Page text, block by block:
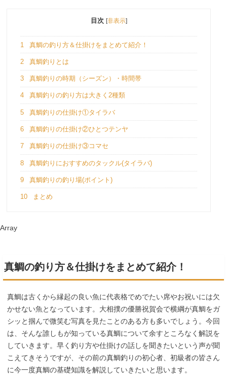
目次 [非表示]
1 真鯛の釣り方＆仕掛けをまとめて紹介！
2 真鯛釣りとは
3 真鯛釣りの時期（シーズン）・時間帯
4 真鯛釣りの釣り方は大きく2種類
5 真鯛釣りの仕掛け①タイラバ
6 真鯛釣りの仕掛け②ひとつテンヤ
7 真鯛釣りの仕掛け③コマセ
8 真鯛釣りにおすすめのタックル(タイラバ)
9 真鯛釣りの釣り場(ポイント)
10 まとめ
Array
真鯛の釣り方＆仕掛けをまとめて紹介！
真鯛は古くから縁起の良い魚に代表格でめでたい席やお祝いには欠
かせない魚となっています。大相撲の優勝祝賀会で横綱が真鯛をガ
シッと掴んで微笑む写真を見たことのある方も多いでしょう。今回
は、そんな誰しもが知っている真鯛について余すところなく解説を
していきます。早く釣り方や仕掛けの話しを聞きたいという声が聞
こえてきそうですが、その前の真鯛釣りの初心者、初級者の皆さん
に今一度真鯛の基礎知識を解説していきたいと思います。